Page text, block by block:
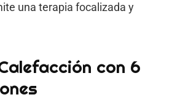
una terapia focalizada y
con 6